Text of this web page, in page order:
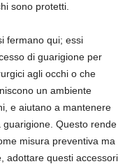
sono protetti.
fermano qui; essi
di guarigione per
agli occhi o che
un ambiente
e aiutano a mantenere
Questo rende
misura preventiva ma
adottare questi accessori